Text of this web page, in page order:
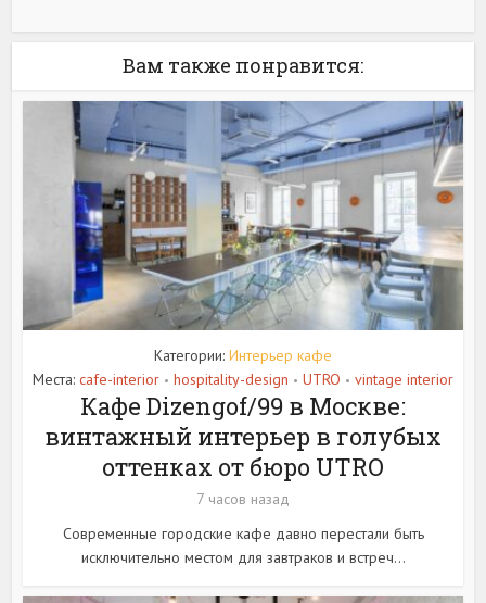
Вам также понравится:
Категории: Интерьер кафе
Места: cafe-interior • hospitality-design • UTRO • vintage interior
Кафе Dizengof/99 в Москве:
винтажный интерьер в голубых
оттенках от бюро UTRO
7 часов назад
Современные городские кафе давно перестали быть
исключительно местом для завтраков и встреч...